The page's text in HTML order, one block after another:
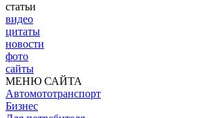
статьи
видео
цитаты
новости
фото
сайты
МЕНЮ САЙТА
Автомототранспорт
Бизнес